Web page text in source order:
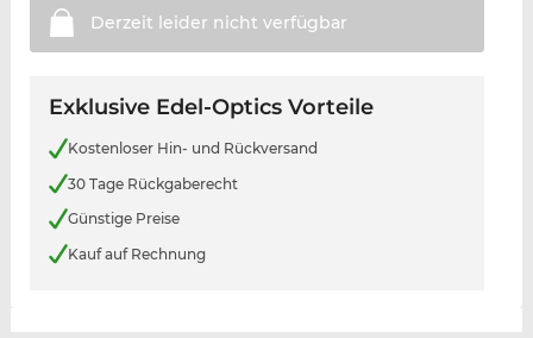
Derzeit leider nicht verfügbar
Exklusive Edel-Optics Vorteile
Kostenloser Hin- und Rückversand
30 Tage Rückgaberecht
Günstige Preise
Kauf auf Rechnung